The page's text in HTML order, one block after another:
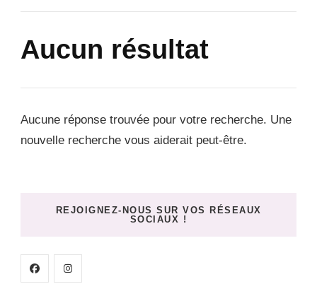
Aucun résultat
Aucune réponse trouvée pour votre recherche. Une
nouvelle recherche vous aiderait peut-être.
REJOIGNEZ-NOUS SUR VOS RÉSEAUX
SOCIAUX !